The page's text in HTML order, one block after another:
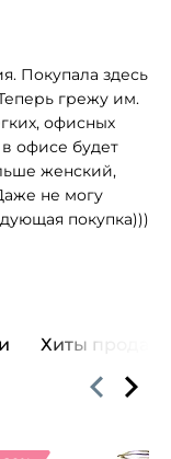
Покупала здесь
грежу им.
офисных
офисе будет
женский,
не могу
покупка)))
Хиты продаж